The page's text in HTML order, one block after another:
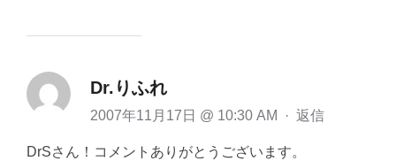
Dr.りふれ
2007年11月17日 @ 10:30 AM · 返信
DrSさん！コメントありがとうございます。